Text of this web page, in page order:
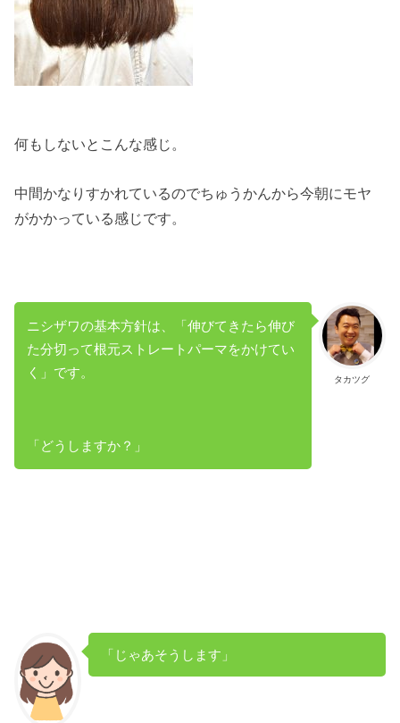
何もしないとこんな感じ。
中間かなりすかれているのでちゅうかんから今朝にモヤ
がかかっている感じです。
タカツグ
ニシザワの基本方針は、「伸びてきたら伸び
た分切って根元ストレートパーマをかけてい
く」です。
「どうしますか？」
「じゃあそうします」